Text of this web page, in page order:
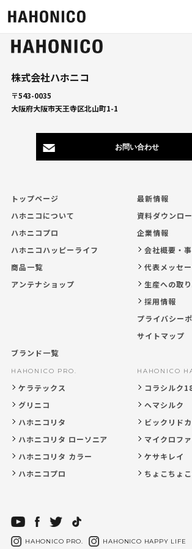
株式会社ハホニコ
〒543-0035
大阪府大阪市天王寺区北山町1-1
お問い合わせ
トップページ
ハホニコについて
ハホニコプロ
ハホニコハッピーライフ
商品一覧
アンテナショップ
ブランド一覧
HAHONICO PRO.
ケラテックス
グリニコ
ハホニコリタ
ハホニコリタ ローソニア
ハホニコリタ カラー
ハホニコプロ
HAHONICO
コラシルク
ヘマシルク
ビックリド
マイクロフ
ケサキレイ
ちょこちょ
最新情報
資料ダウンロ
企業情報
会社概要・
代表メッセ
生産への取
採用情報
プライバシー
サイトマップ
HAHONICO PRO. HAHONICO HAPPY LIFE